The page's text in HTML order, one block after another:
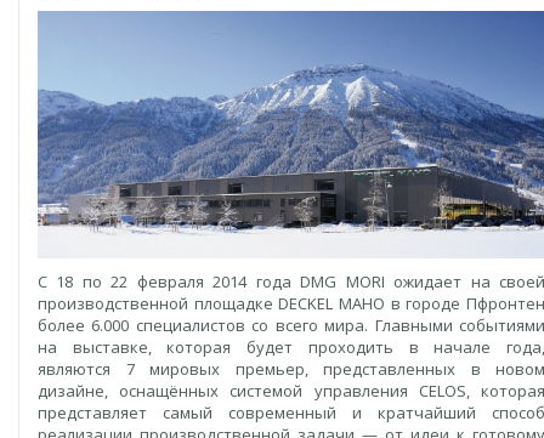
С 18 по 22 февраля 2014 года DMG MORI ожидает на своей
производственной площадке DECKEL MAHO в городе Пфронтен
более 6.000 специалистов со всего мира. Главными событиями
на выставке, которая будет проходить в начале года,
являются 7 мировых премьер, представленных в новом
дизайне, оснащённых системой управления CELOS, которая
представляет самый современный и кратчайший способ